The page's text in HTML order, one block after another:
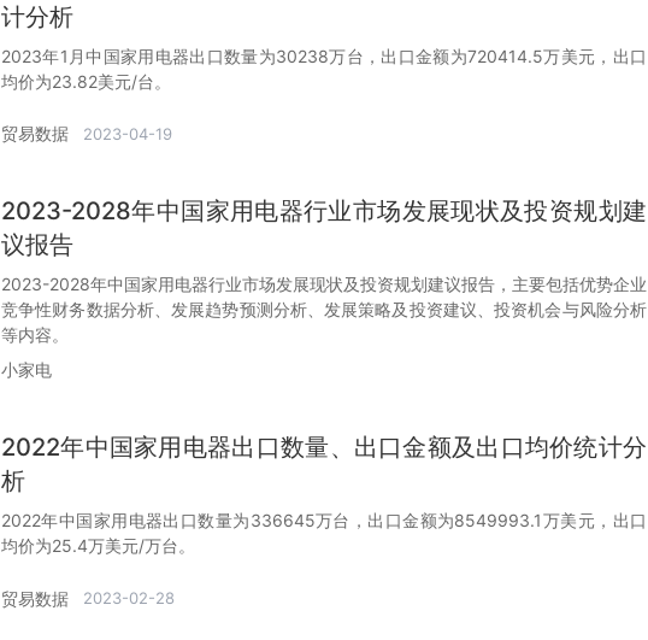
计分析
2023年1月中国家用电器出口数量为30238万台，出口金额为720414.5万美元，出口
均价为23.82美元/台。
贸易数据 2023-04-19
2023-2028年中国家用电器行业市场发展现状及投资规划建
议报告
2023-2028年中国家用电器行业市场发展现状及投资规划建议报告，主要包括优势企业
竞争性财务数据分析、发展趋势预测分析、发展策略及投资建议、投资机会与风险分析
等内容。
小家电
2022年中国家用电器出口数量、出口金额及出口均价统计分
析
2022年中国家用电器出口数量为336645万台，出口金额为8549993.1万美元，出口
均价为25.4万美元/万台。
贸易数据 2023-02-28